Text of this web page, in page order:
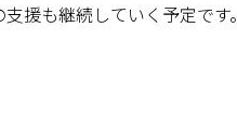
援も継続していく予定です。